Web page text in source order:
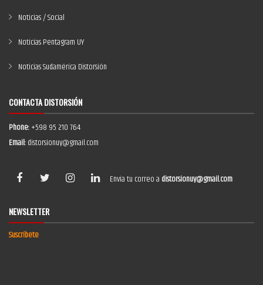
Noticias / Social
Noticias Pentagram UY
Noticias Sudamérica Distorsión
CONTACTA DISTORSIÓN
Phone:+598 95 210 764
Email:distorsionuy@gmail.com
Envía tu correo a distorsionuy@gmail.com
NEWSLETTER
Suscríbete